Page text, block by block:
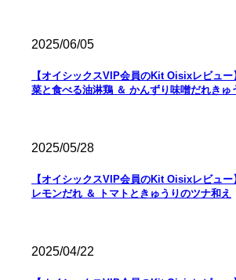
2025/06/05
【オイシックスVIP会員のKit Oisixレビュ
菜と食べる油淋鶏 ＆ かんずり味噌だれきゅ
2025/05/28
【オイシックスVIP会員のKit Oisixレビュ
レモンだれ ＆ トマトときゅうりのツナ和え
2025/04/22